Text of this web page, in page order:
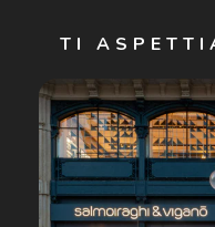
Cliccando su "Iscriviti",
acconsento all'utilizzo
Luxottica Group S.p.A.
ed altre comunicazioni
Informativa sulla privacy
TI